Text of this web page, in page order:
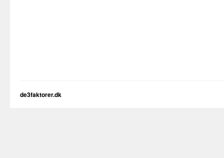
de3faktorer.dk